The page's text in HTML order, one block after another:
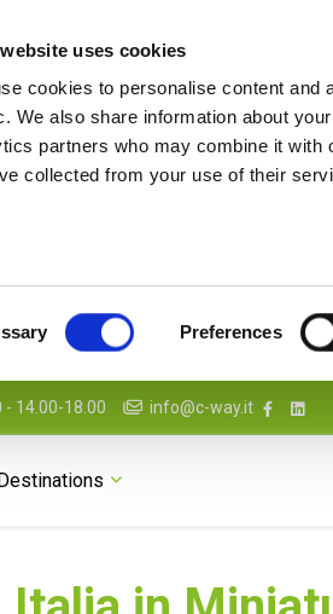
uses cookies
cookies to personalise content and
We also share information about
partners who may combine it with
collected from your use of their
Preferences
- 14.00-18.00 info@c-way.it